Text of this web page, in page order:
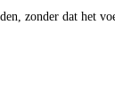
zonder dat het